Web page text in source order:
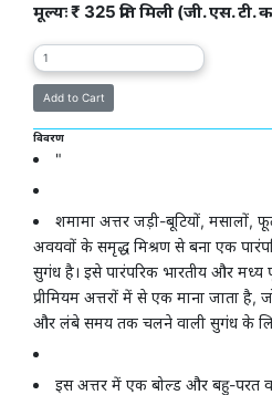
मूल्यः ₹ 325 प्रति मिली (जी. एस. टी.
विवरण
"
शमामा अत्तर जड़ी-बूटियों, मसालों,
अवयवों के समृद्ध मिश्रण से बना एक
सुगंध है। इसे पारंपरिक भारतीय और मध्य
प्रीमियम अत्तरों में से एक माना जाता है,
और लंबे समय तक चलने वाली सुगंध के
इस अत्तर में एक बोल्ड और बहु-परत